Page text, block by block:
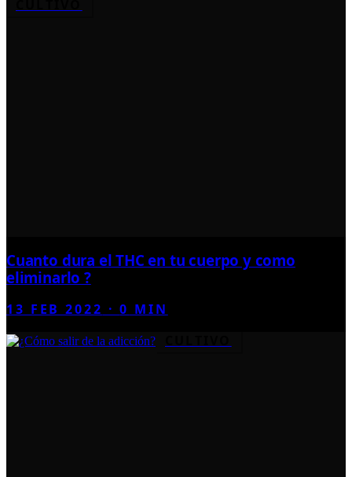
Cuanto dura el THC en tu cuerpo y como
eliminarlo ?
13 FEB 2022 ·0 MIN